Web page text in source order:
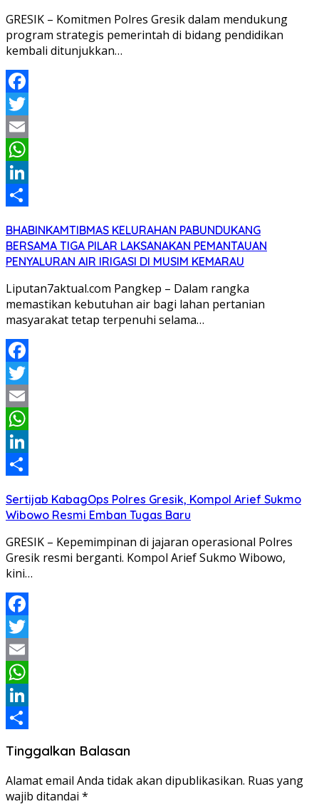
GRESIK – Komitmen Polres Gresik dalam mendukung
program strategis pemerintah di bidang pendidikan
kembali ditunjukkan…
Facebook
Twitter
Email
WhatsApp
LinkedIn
BHABINKAMTIBMAS KELURAHAN PABUNDUKANG
BERSAMA TIGA PILAR LAKSANAKAN PEMANTAUAN
PENYALURAN AIR IRIGASI DI MUSIM KEMARAU
Liputan7aktual.com Pangkep – Dalam rangka
memastikan kebutuhan air bagi lahan pertanian
masyarakat tetap terpenuhi selama…
Facebook
Twitter
Email
WhatsApp
LinkedIn
Sertijab KabagOps Polres Gresik, Kompol Arief Sukmo
Wibowo Resmi Emban Tugas Baru
GRESIK – Kepemimpinan di jajaran operasional Polres
Gresik resmi berganti. Kompol Arief Sukmo Wibowo,
kini…
Facebook
Twitter
Email
WhatsApp
LinkedIn
Tinggalkan Balasan
Alamat email Anda tidak akan dipublikasikan. Ruas yang
wajib ditandai *